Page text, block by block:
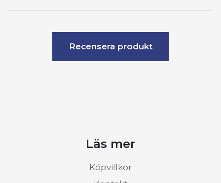
Recensera produkt
Läs mer
Köpvillkor